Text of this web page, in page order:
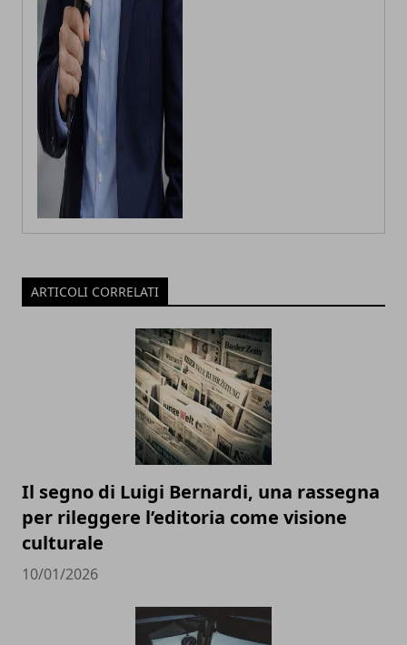
ARTICOLI CORRELATI
Il segno di Luigi Bernardi, una rassegna
per rileggere l’editoria come visione
culturale
10/01/2026